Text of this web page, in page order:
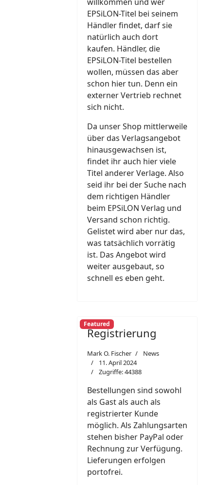
EPSiLON-Titel bei seinem
Händler findet, darf sie
natürlich auch dort
kaufen. Händler, die
EPSiLON-Titel bestellen
wollen, müssen das aber
schon hier tun. Denn ein
externer Vertrieb rechnet
sich nicht.
Da unser Shop mittlerweile
über das Verlagsangebot
hinausgewachsen ist,
findet ihr auch hier viele
Titel anderer Verlage. Also
seid ihr bei der Suche nach
dem richtigen Händler
beim EPSiLON Verlag und
Versand schon richtig.
Gelistet wird aber nur das,
was tatsächlich vorrätig
ist. Das Angebot wird
weiter ausgebaut, so
schnell es eben geht.
Featured
Registrierung
Mark O. Fischer
News
11. April 2024
Zugriffe: 44388
Bestellungen sind sowohl
als Gast als auch als
registrierter Kunde
möglich. Als Zahlungsarten
stehen bisher PayPal oder
Rechnung zur Verfügung.
Lieferungen erfolgen
portofrei.